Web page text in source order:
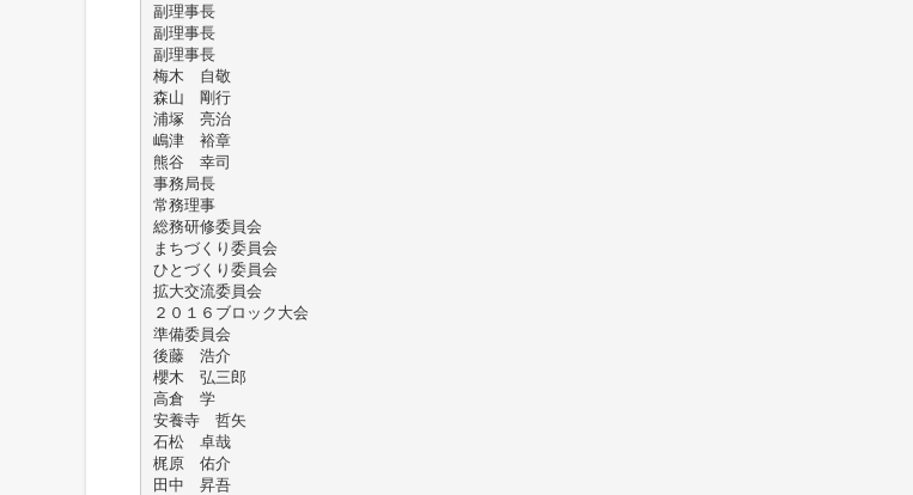
副理事長
副理事長
副理事長
梅木 自敬
森山 剛行
浦塚 亮治
嶋津 裕章
熊谷 幸司
事務局長
常務理事
総務研修委員会
まちづくり委員会
ひとづくり委員会
拡大交流委員会
２０１６ブロック大会
準備委員会
後藤 浩介
櫻木 弘三郎
高倉 学
安養寺 哲矢
石松 卓哉
梶原 佑介
田中 昇吾